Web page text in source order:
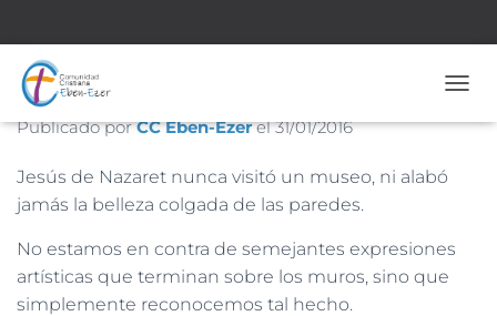
Nº 1.648 – 31 de Enero de 2016
Publicado porCC Eben-Ezerel31/01/2016
Jesús de Nazaret nunca visitó un museo, ni alabó
jamás la belleza colgada de las paredes.
No estamos en contra de semejantes expresiones
artísticas que terminan sobre los muros, sino que
simplemente reconocemos tal hecho.